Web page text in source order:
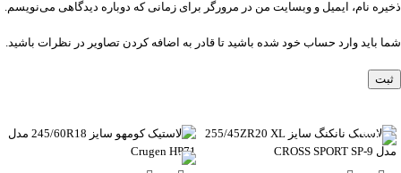
ذخیره نام، ایمیل و وبسایت من در مرورگر برای زمانی که دوباره دیدگاهی می‌نویسم.
شما باید وارد حساب خود شده باشید تا قادر به اضافه کردن تصاویر در نظرات باشید.
-6%